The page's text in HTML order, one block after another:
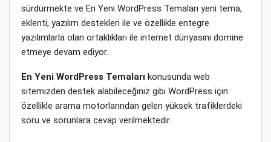
sürdürmekte ve En Yeni WordPress Temaları yeni tema,
eklenti, yazılım destekleri ile ve özellikle entegre
yazılımlarla olan ortaklıkları ile internet dünyasını domine
etmeye devam ediyor.
En Yeni WordPress Temaları konusunda web
sitemizden destek alabileceğiniz gibi WordPress için
özellikle arama motorlarından gelen yüksek trafiklerdeki
soru ve sorunlara cevap verilmektedir.